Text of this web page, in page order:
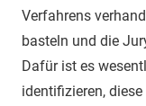
Verfahrens
basteln und die
Dafür ist es
identifizieren,